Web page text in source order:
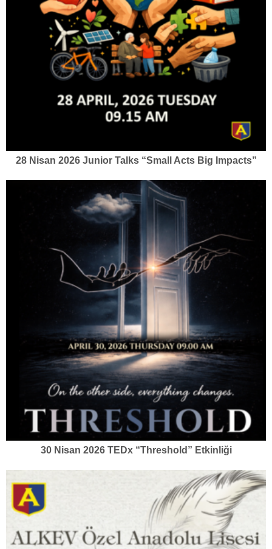
28 Nisan 2026 Junior Talks “Small Acts Big Impacts”
30 Nisan 2026 TEDx “Threshold” Etkinliği